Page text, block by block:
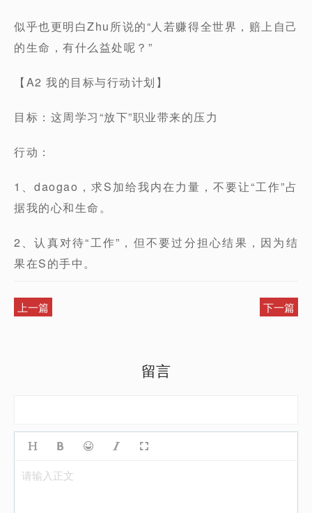
似乎也更明白Zhu所说的“人若赚得全世界，赔上自己
的生命，有什么益处呢？”
【A2 我的目标与行动计划】
目标：这周学习“放下”职业带来的压力
行动：
1、daogao，求S加给我内在力量，不要让“工作”占
据我的心和生命。
2、认真对待“工作”，但不要过分担心结果，因为结
果在S的手中。
上一篇 下一篇
留言
请输入正文